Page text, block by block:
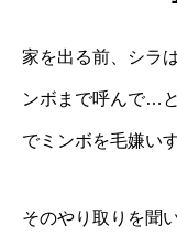
家を出る前、シラ
ンボまで呼んで…
でミンボを毛嫌い
そのやり取りを聞